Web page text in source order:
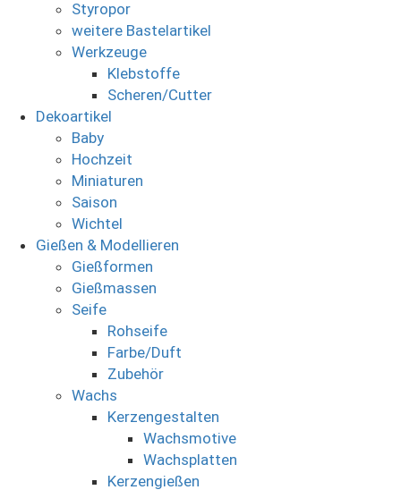
Styropor
weitere Bastelartikel
Werkzeuge
Klebstoffe
Scheren/Cutter
Dekoartikel
Baby
Hochzeit
Miniaturen
Saison
Wichtel
Gießen & Modellieren
Gießformen
Gießmassen
Seife
Rohseife
Farbe/Duft
Zubehör
Wachs
Kerzengestalten
Wachsmotive
Wachsplatten
Kerzengießen